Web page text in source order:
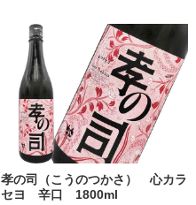
孝の司（こうのつかさ） 心カラ
セヨ 辛口 1800ml